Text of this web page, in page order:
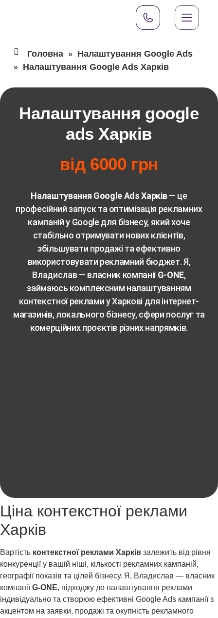
Головна » Налаштування Google Ads
» Налаштування Google Ads Харків
Налаштування google
ads Харків
від 6000 грн
Налаштування Google Ads Харків— це
професійний запуск та оптимізація рекламних
кампаній у Google для бізнесу, який хоче
стабільно отримувати нових клієнтів,
збільшувати продажі та ефективно
використовувати рекламний бюджет. Я,
Владислав — власник компаніїG-ONE,
займаюсь комплексним налаштуванням
контекстної реклами у Харкові для інтернет-
магазинів, локального бізнесу, сфери послуг та
комерційних проєктів різних напрямків.
Ціна контекстної реклами
Харків
Вартість контекстної реклами Харків залежить від рівня
конкуренції у вашій ніші, кількості рекламних кампаній,
географії показів та цілей бізнесу. Я, Владислав — власник
компаніїG-ONE, підходжу до налаштування реклами
індивідуально та створюю ефективні Google Ads кампанії з
акцентом на заявки, продажі та окупність рекламного